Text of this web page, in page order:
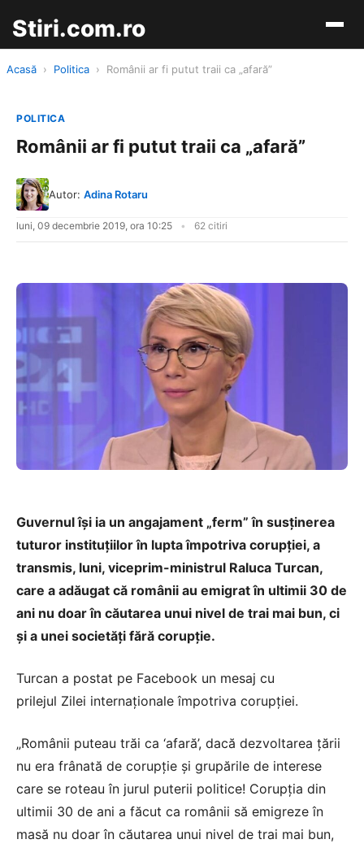
Stiri.com.ro
Acasă › Politica › Românii ar fi putut traii ca „afară”
POLITICA
Românii ar fi putut traii ca „afară”
Autor: Adina Rotaru
luni, 09 decembrie 2019, ora 10:25 62 citiri
Guvernul îşi ia un angajament „ferm” în susţinerea
tuturor instituţiilor în lupta împotriva corupţiei, a
transmis, luni, viceprim-ministrul Raluca Turcan,
care a adăugat că românii au emigrat în ultimii 30 de
ani nu doar în căutarea unui nivel de trai mai bun, ci
şi a unei societăţi fără corupţie.
Turcan a postat pe Facebook un mesaj cu
prilejul Zilei internaţionale împotriva corupţiei.
„Românii puteau trăi ca ‘afară’, dacă dezvoltarea ţării
nu era frânată de corupţie şi grupările de interese
care se roteau în jurul puterii politice! Corupţia din
ultimii 30 de ani a făcut ca românii să emigreze în
masă nu doar în căutarea unui nivel de trai mai bun,